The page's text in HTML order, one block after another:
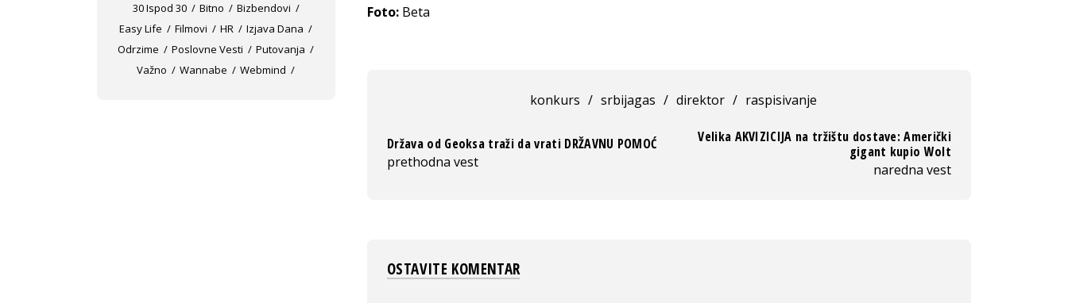
Foto: Beta
konkurs / srbijagas / direktor / raspisivanje
Država od Geoksa traži da vrati DRŽAVNU POMOĆ
prethodna vest
Velika AKVIZICIJA na tržištu dostave: Američki
gigant kupio Wolt
naredna vest
OSTAVITE KOMENTAR
30 Ispod 30 Bitno
Bizbendovi
Easy Life
Filmovi HR
Izjava Dana
Odrzime
Poslovne Vesti
Putovanja
Važno
Wannabe Webmind